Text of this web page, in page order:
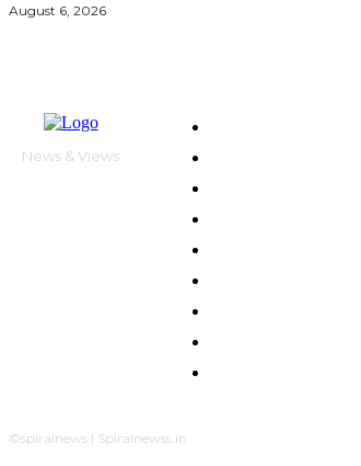
August 6, 2026
News & Views
©spiralnews | Spiralnewss.in